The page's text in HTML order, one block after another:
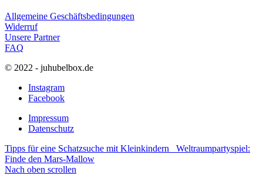
Allgemeine Geschäftsbedingungen
Widerruf
Unsere Partner
FAQ
© 2022 - juhubelbox.de
Instagram
Facebook
Impressum
Datenschutz
Tipps für eine Schatzsuche mit Kleinkindern
Weltraumpartyspiel:
Finde den Mars-Mallow
Nach oben scrollen